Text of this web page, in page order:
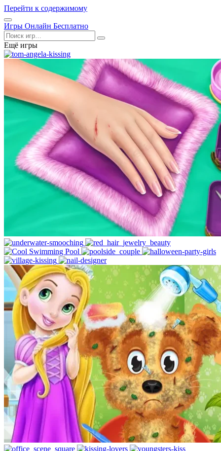
Перейти к содержимому
Открыть
меню
Игры Онлайн Бесплатно
Поиск
Ещё игры